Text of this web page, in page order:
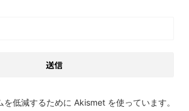
を低減するために Akismet を使っています。